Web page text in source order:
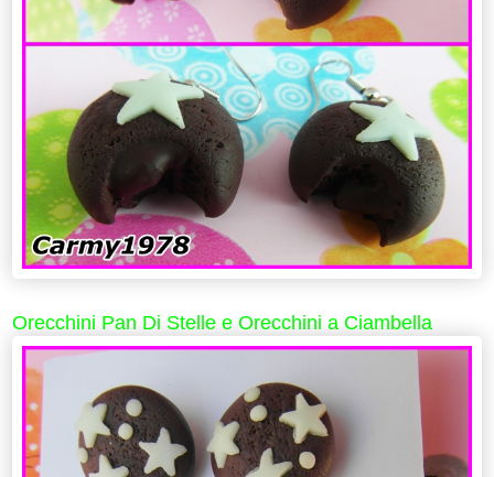
Orecchini Pan Di Stelle e Orecchini a Ciambella